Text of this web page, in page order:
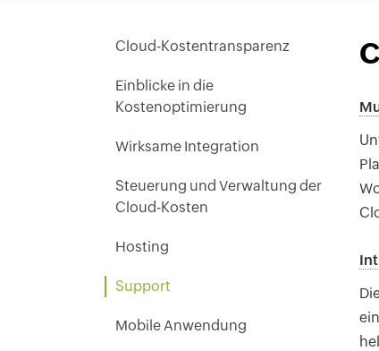
Cloud-Kostentransparenz
Einblicke in die
Kostenoptimierung
Wirksame Integration
Steuerung und Verwaltung der
Cloud-Kosten
Hosting
Support
Mobile Anwendung